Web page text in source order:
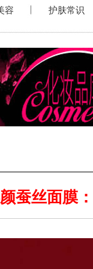
蚕丝面膜